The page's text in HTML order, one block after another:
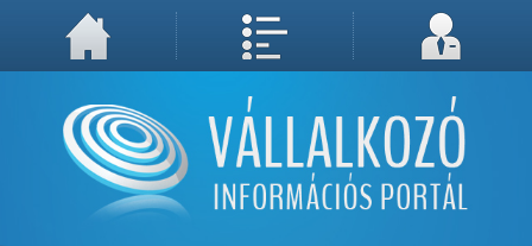
A weboldal használatával Ön elfogadja, hogy Cookie-kat (sütiket) tároljunk számítógépén. A sütik a weboldal megfelelő működéséhez
Megértettem, folytatás...